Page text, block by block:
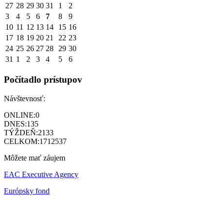
27 28 29 30 31 1
2
3
4 5 6 7 8
9
10 11 12 13 14 15 16
17 18 19 20 21 22 23
24 25 26 27 28 29 30
31 1 2 3 4 5 6
Počítadlo prístupov
Návštevnosť:
ONLINE:0
DNES:135
TÝŽDEŇ:2133
CELKOM:1712537
Môžete mať záujem
EAC Executive Agency
Európsky fond